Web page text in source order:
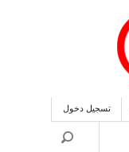
تسجيل دخول